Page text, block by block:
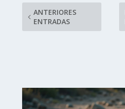
ANTERIORES
ENTRADAS